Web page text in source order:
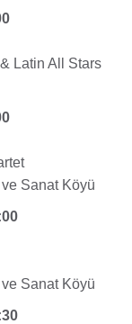
Latin All Stars
Sanat Köyü
Sanat Köyü